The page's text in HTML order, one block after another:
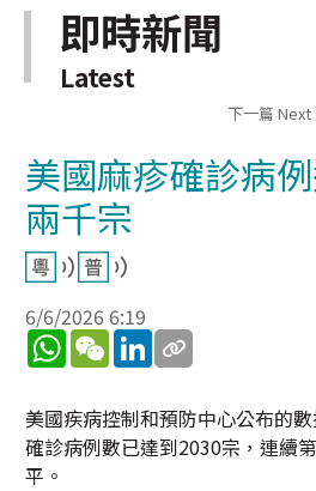
即時新聞
Latest
下一篇 Next
美國麻疹確診病
兩千宗
6/6/2026 6:19
WhatsApp
WeChatLinkedIn
美國疾病控制和預防中心公布的
確診病例數已達到2030宗，連續
平。